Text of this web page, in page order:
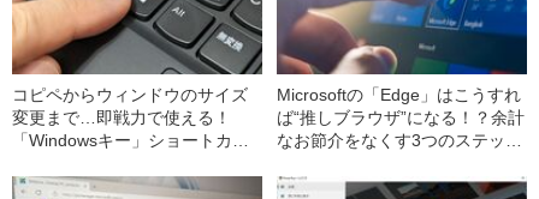
コピペからウィンドウのサイズ
変更まで…即戦力で使える！
「Windowsキー」ショートカッ
Microsoftの「Edge」はこうすれ
ば“推しブラウザ”になる！？余計
なお節介をなくす3つのステップ